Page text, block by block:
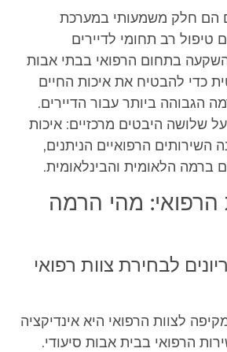
הם חלק משמעותי במערכת
טיפול רב תחומי לדיירים
בתחום הרפואי בבתי אבות
כדי להבטיח את איכות החיים
הגבוהה ביותר עבור הדיירים.
שלושה היבטים מרכזיים: איכות
השירותים הרפואיים הניתנים,
ברמה הלאומית והבינלאומית.
הרפואי: מהי הרמה
לבחירת צוות רפואי
לצוות הרפואי היא אינדיקציה
הרפואי בבית אבות סיעודי.